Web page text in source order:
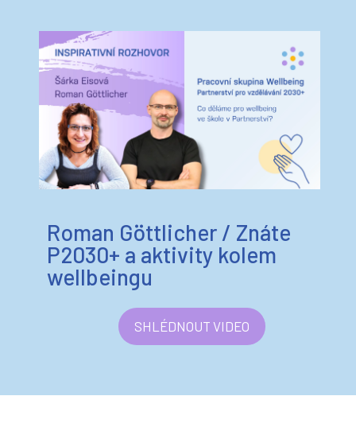
Roman Göttlicher / Znáte
wellbeingu
SHLÉDNOUT VIDEO
Wellbeing ve školách